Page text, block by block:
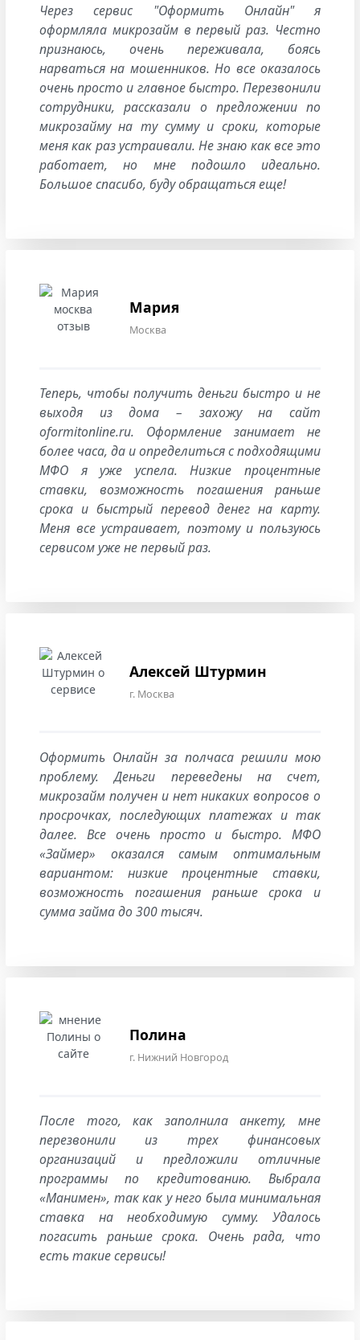
Через сервис "Оформить Онлайн" я
оформляла микрозайм в первый раз. Честно
признаюсь, очень переживала, боясь
нарваться на мошенников. Но все оказалось
очень просто и главное быстро. Перезвонили
сотрудники, рассказали о предложении по
микрозайму на ту сумму и сроки, которые
меня как раз устраивали. Не знаю как все это
работает, но мне подошло идеально.
Большое спасибо, буду обращаться еще!
Мария
Москва
Теперь, чтобы получить деньги быстро и не
выходя из дома – захожу на сайт
oformitonline.ru. Оформление занимает не
более часа, да и определиться с подходящими
МФО я уже успела. Низкие процентные
ставки, возможность погашения раньше
срока и быстрый перевод денег на карту.
Меня все устраивает, поэтому и пользуюсь
сервисом уже не первый раз.
Алексей Штурмин
г. Москва
Оформить Онлайн за полчаса решили мою
проблему. Деньги переведены на счет,
микрозайм получен и нет никаких вопросов о
просрочках, последующих платежах и так
далее. Все очень просто и быстро. МФО
«Займер» оказался самым оптимальным
вариантом: низкие процентные ставки,
возможность погашения раньше срока и
сумма займа до 300 тысяч.
Полина
г. Нижний Новгород
После того, как заполнила анкету, мне
перезвонили из трех финансовых
организаций и предложили отличные
программы по кредитованию. Выбрала
«Манимен», так как у него была минимальная
ставка на необходимую сумму. Удалось
погасить раньше срока. Очень рада, что
есть такие сервисы!